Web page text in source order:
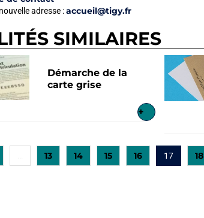
adresse :accueil@tigy.fr
SIMILAIRES
Démarche de la
carte grise
+
13 14 15 16 17 18